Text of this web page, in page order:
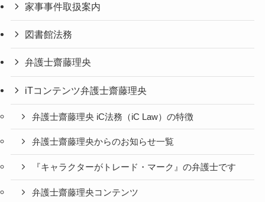
家事事件取扱案内
図書館法務
弁護士齋藤理央
iTコンテンツ弁護士齋藤理央
弁護士齋藤理央 iC法務（iC Law）の特徴
弁護士齋藤理央からのお知らせ一覧
『キャラクターがトレード・マーク』の弁護士です
弁護士齋藤理央コンテンツ